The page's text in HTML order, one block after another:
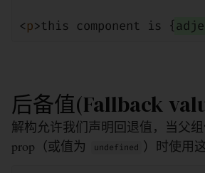
<p>this component is {
后备值(Fallback
解构允许我们声明回退值，当父
prop（或值为
undefined ）时使用